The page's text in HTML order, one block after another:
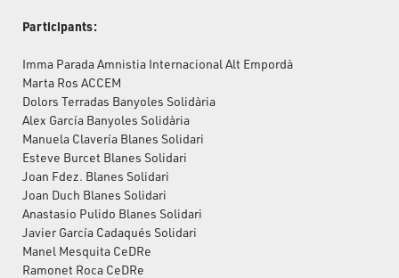
Participants:
Imma Parada Amnistia Internacional Alt Empordà
Marta Ros ACCEM
Dolors Terradas Banyoles Solidària
Alex García Banyoles Solidària
Manuela Clavería Blanes Solidari
Esteve Burcet Blanes Solidari
Joan Fdez. Blanes Solidari
Joan Duch Blanes Solidari
Anastasio Pulido Blanes Solidari
Javier García Cadaqués Solidari
Manel Mesquita CeDRe
Ramonet Roca CeDRe